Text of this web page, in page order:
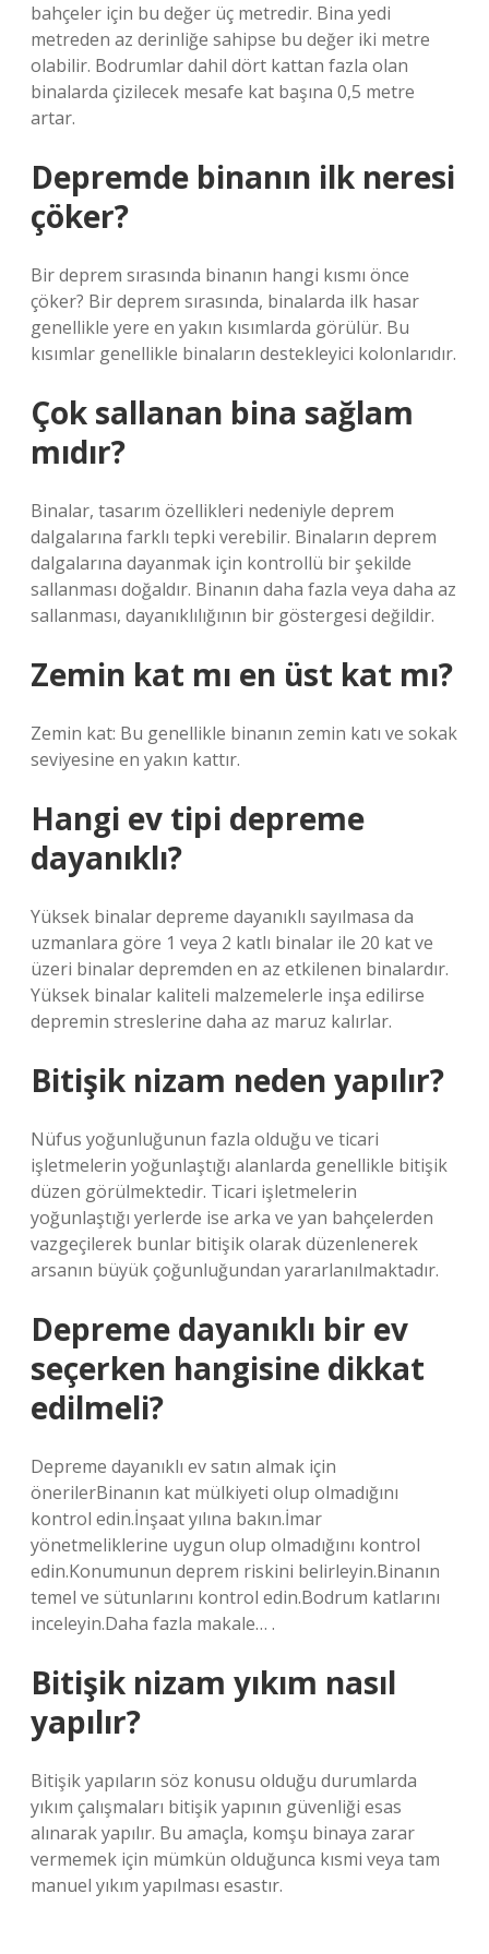
bahçeler için bu değer üç metredir. Bina yedi
metreden az derinliğe sahipse bu değer iki metre
olabilir. Bodrumlar dahil dört kattan fazla olan
binalarda çizilecek mesafe kat başına 0,5 metre
artar.
Depremde binanın ilk neresi
çöker?
Bir deprem sırasında binanın hangi kısmı önce
çöker? Bir deprem sırasında, binalarda ilk hasar
genellikle yere en yakın kısımlarda görülür. Bu
kısımlar genellikle binaların destekleyici kolonlarıdır.
Çok sallanan bina sağlam
mıdır?
Binalar, tasarım özellikleri nedeniyle deprem
dalgalarına farklı tepki verebilir. Binaların deprem
dalgalarına dayanmak için kontrollü bir şekilde
sallanması doğaldır. Binanın daha fazla veya daha az
sallanması, dayanıklılığının bir göstergesi değildir.
Zemin kat mı en üst kat mı?
Zemin kat: Bu genellikle binanın zemin katı ve sokak
seviyesine en yakın kattır.
Hangi ev tipi depreme
dayanıklı?
Yüksek binalar depreme dayanıklı sayılmasa da
uzmanlara göre 1 veya 2 katlı binalar ile 20 kat ve
üzeri binalar depremden en az etkilenen binalardır.
Yüksek binalar kaliteli malzemelerle inşa edilirse
depremin streslerine daha az maruz kalırlar.
Bitişik nizam neden yapılır?
Nüfus yoğunluğunun fazla olduğu ve ticari
işletmelerin yoğunlaştığı alanlarda genellikle bitişik
düzen görülmektedir. Ticari işletmelerin
yoğunlaştığı yerlerde ise arka ve yan bahçelerden
vazgeçilerek bunlar bitişik olarak düzenlenerek
arsanın büyük çoğunluğundan yararlanılmaktadır.
Depreme dayanıklı bir ev
seçerken hangisine dikkat
edilmeli?
Depreme dayanıklı ev satın almak için
önerilerBinanın kat mülkiyeti olup olmadığını
kontrol edin.İnşaat yılına bakın.İmar
yönetmeliklerine uygun olup olmadığını kontrol
edin.Konumunun deprem riskini belirleyin.Binanın
temel ve sütunlarını kontrol edin.Bodrum katlarını
inceleyin.Daha fazla makale… .
Bitişik nizam yıkım nasıl
yapılır?
Bitişik yapıların söz konusu olduğu durumlarda
yıkım çalışmaları bitişik yapının güvenliği esas
alınarak yapılır. Bu amaçla, komşu binaya zarar
vermemek için mümkün olduğunca kısmi veya tam
manuel yıkım yapılması esastır.